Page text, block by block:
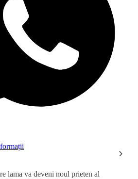
lama va deveni noul prieten al
›